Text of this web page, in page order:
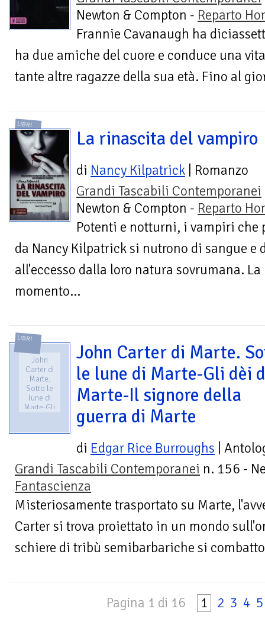
Newton & Compton - Reparto
Frannie Cavanaugh ha
ha due amiche del cuore e conduce una
tante altre ragazze della sua età. Fino al
LIBRI
La rinascita del vampiro
di Nancy Kilpatrick | Romanzo
Grandi Tascabili Contemporanei
Newton & Compton - Reparto
Potenti e notturni, i vampiri che
da Nancy Kilpatrick si nutrono di sangue e
all'eccesso dalla loro natura sovrumana.
momento...
LIBRI
John
Carter di
Marte.
Sotto le
lune di
Marte-Gli
signore
Marte
John Carter di Marte.
le lune di Marte-Gli dèi
Marte-Il signore della
guerra di Marte
di Edgar Rice Burroughs |
Grandi Tascabili Contemporanei n. 156 -
Fantascienza
Misteriosamente trasportato su Marte,
Carter si trova proiettato in un mondo
schiere di tribù semibarbariche si
Pagina 1 di 16 1 2 3 4 5